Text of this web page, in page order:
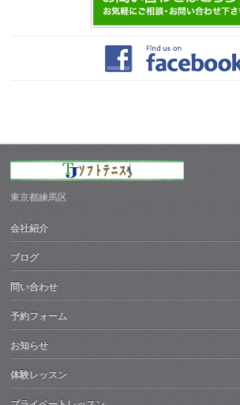
東京都練馬区
会社紹介
ブログ
問い合わせ
予約フォーム
お知らせ
体験レッスン